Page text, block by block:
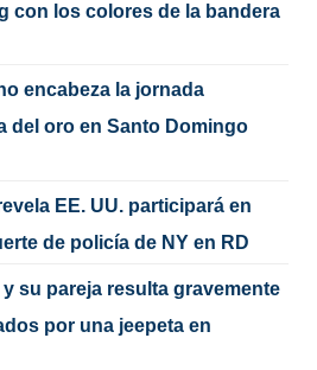
con los colores de la bandera
encabeza la jornada
del oro en Santo Domingo
EE. UU. participará en
de policía de NY en RD
y su pareja resulta gravemente
por una jeepeta en